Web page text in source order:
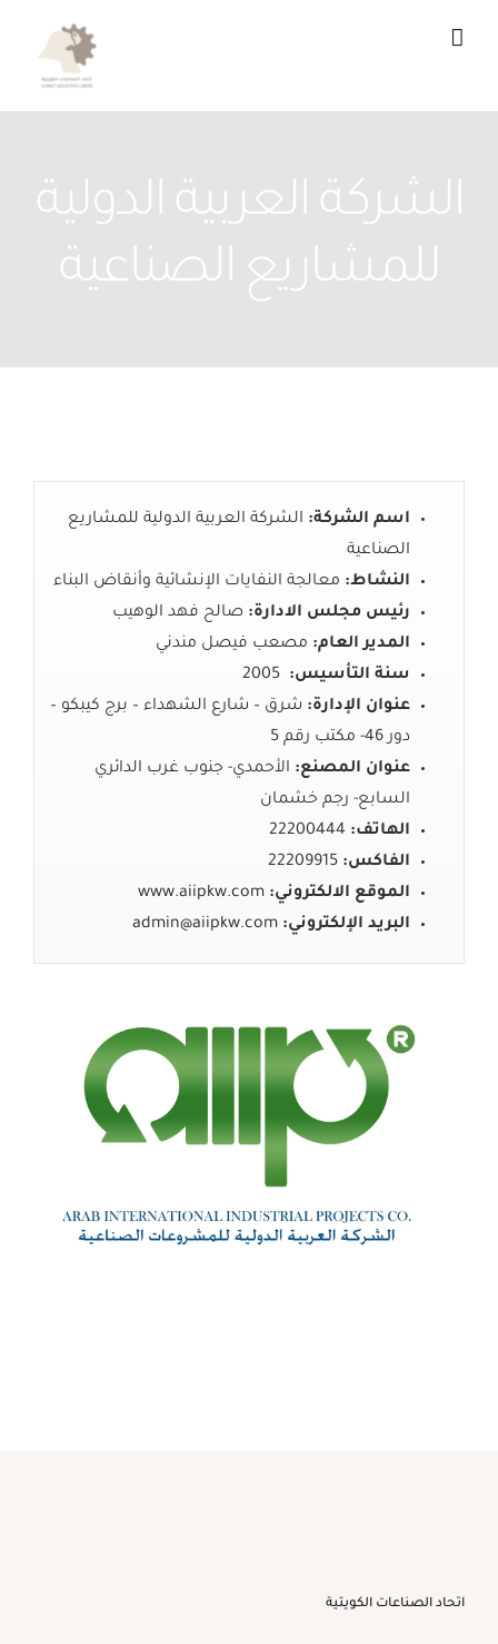
الشركة العربية الدولية
للمشاريع الصناعية
اسم الشركة: الشركة العربية الدولية للمشاريع
الصناعية
النشاط: معالجة النفايات الإنشائية وأنقاض البناء
رئيس مجلس الادارة: صالح فهد الوهيب
المدير العام: مصعب فيصل مندني
سنة التأسيس: 2005
عنوان الإدارة: شرق – شارع الشهداء – برج كيبكو –
دور 46- مكتب رقم 5
عنوان المصنع: الأحمدي- جنوب غرب الدائري
السابع- رجم خشمان
الهاتف: 22200444
الفاكس: 22209915
الموقع الالكتروني: www.aiipkw.com
البريد الإلكتروني:
admin@aiipkw.com
اتحاد الصناعات الكويتية